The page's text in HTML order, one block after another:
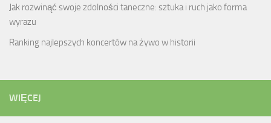
Jak rozwinąć swoje zdolności taneczne: sztuka i ruch jako forma
wyrazu
Ranking najlepszych koncertów na żywo w historii
WIĘCEJ